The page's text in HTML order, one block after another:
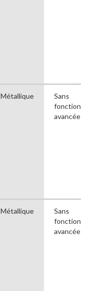
Métallique
Sans
avancées
Métallique
Sans
avancées